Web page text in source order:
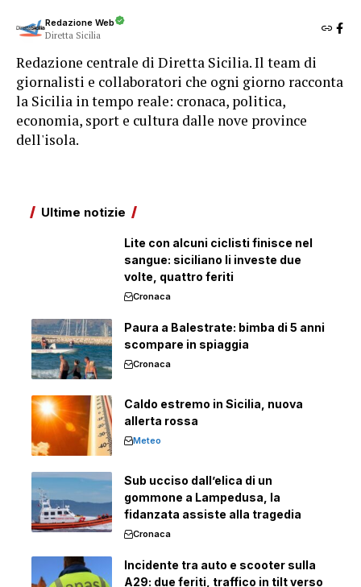
Redazione Web
Diretta Sicilia
Redazione centrale di Diretta Sicilia. Il team di
giornalisti e collaboratori che ogni giorno racconta
la Sicilia in tempo reale: cronaca, politica,
economia, sport e cultura dalle nove province
dell'isola.
Ultime notizie
Lite con alcuni ciclisti finisce nel
sangue: siciliano li investe due
volte, quattro feriti
Cronaca
Paura a Balestrate: bimba di 5 anni
scompare in spiaggia
Cronaca
Caldo estremo in Sicilia, nuova
allerta rossa
Meteo
Sub ucciso dall’elica di un
gommone a Lampedusa, la
fidanzata assiste alla tragedia
Cronaca
Incidente tra auto e scooter sulla
A29: due feriti, traffico in tilt verso